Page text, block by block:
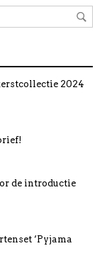
2024
de introductie
‘Pyjama